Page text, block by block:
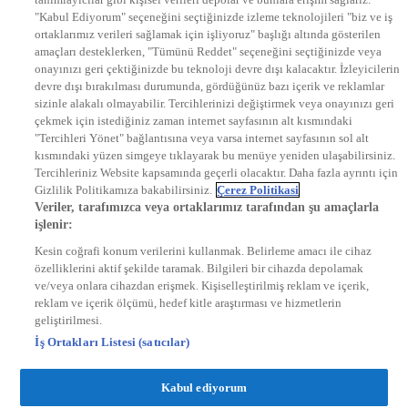
EURO STAR
KRAL POP TV
DYG Radyolar
NTV RADYO
KRAL FM
KRAL POP
EKSEN
VOYAGE
DYG Dijital
ntv.com.tr
ntvspor.net
secim.ntv.com.tr
startv.com.tr
kralmuzik.com.tr
"Kabul Ediyorum" seçeneğini seçtiğinizde izleme teknolojileri "biz ve iş
ortaklarımız verileri sağlamak için işliyoruz" başlığı altında gösterilen
amaçları desteklerken, "Tümünü Reddet" seçeneğini seçtiğinizde veya
onayınızı geri çektiğinizde bu teknoloji devre dışı kalacaktır. İzleyicilerin
devre dışı bırakılması durumunda, gördüğünüz bazı içerik ve reklamlar
sizinle alakalı olmayabilir. Tercihlerinizi değiştirmek veya onayınızı geri
çekmek için istediğiniz zaman internet sayfasının alt kısmındaki
"Tercihleri Yönet" bağlantısına veya varsa internet sayfasının sol alt
kısmındaki yüzen simgeye tıklayarak bu menüye yeniden ulaşabilirsiniz.
Tercihleriniz Website kapsamında geçerli olacaktır. Daha fazla ayrıntı için
Gizlilik Politikamıza bakabilirsiniz. Çerez Politikasi
Veriler, tarafımızca veya ortaklarımız tarafından şu amaçlarla
işlenir:
Kesin coğrafi konum verilerini kullanmak. Belirleme amacı ile cihaz
özelliklerini aktif şekilde taramak. Bilgileri bir cihazda depolamak
ve/veya onlara cihazdan erişmek. Kişiselleştirilmiş reklam ve içerik,
reklam ve içerik ölçümü, hedef kitle araştırması ve hizmetlerin
geliştirilmesi.
İş Ortakları Listesi (satıcılar)
Kabul ediyorum